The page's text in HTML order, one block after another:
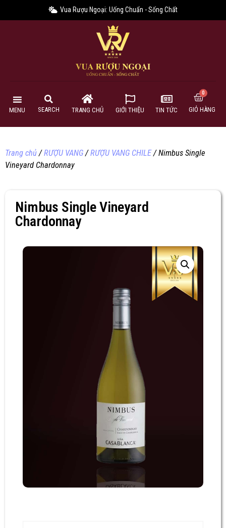
Vua Rượu Ngoại: Uống Chuẩn - Sống Chất
MENU SEARCH TRANG CHỦ GIỚI THIỆU TIN TỨC GIỎ HÀNG
Trang chủ/RƯỢU VANG/RƯỢU VANG CHILE/ Nimbus Single
Vineyard Chardonnay
Nimbus Single Vineyard
Chardonnay